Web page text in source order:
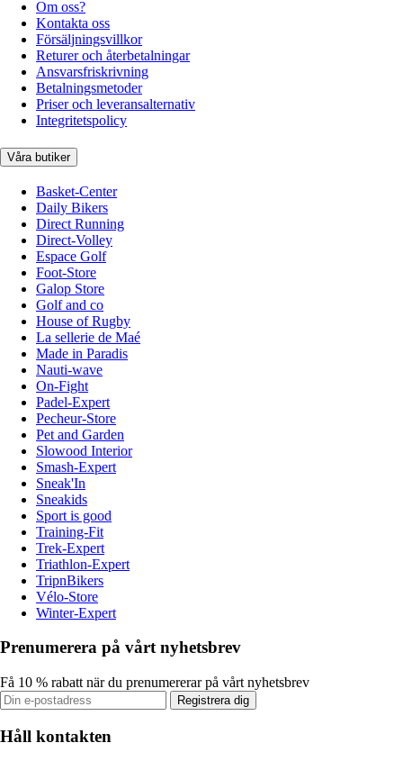
Om oss?
Kontakta oss
Försäljningsvillkor
Returer och återbetalningar
Ansvarsfriskrivning
Betalningsmetoder
Priser och leveransalternativ
Integritetspolicy
Våra butiker
Basket-Center
Daily Bikers
Direct Running
Direct-Volley
Espace Golf
Foot-Store
Galop Store
Golf and co
House of Rugby
La sellerie de Maé
Made in Paradis
Nauti-wave
On-Fight
Padel-Expert
Pecheur-Store
Pet and Garden
Slowood Interior
Smash-Expert
Sneak'In
Sneakids
Sport is good
Training-Fit
Trek-Expert
Triathlon-Expert
TripnBikers
Vélo-Store
Winter-Expert
Prenumerera på vårt nyhetsbrev
Få 10 % rabatt när du prenumererar på vårt nyhetsbrev
Registrera dig
Håll kontakten